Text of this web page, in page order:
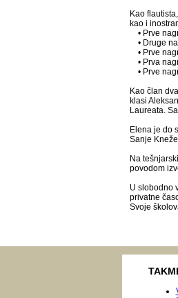
Kao
kao i
• Prve
• Druge
• Prve
• Prva
• Prve
Kao član
klasi
Laureata.
Elena je do
Sanje
Na
povodom
U slobodno
privatne
Svoje